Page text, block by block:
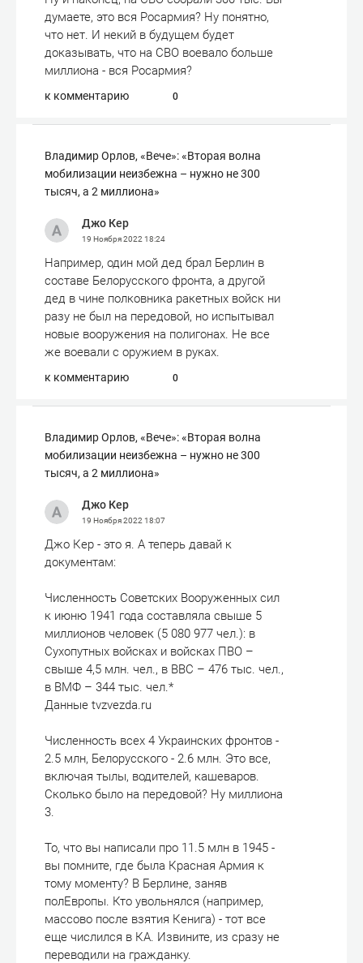
думаете, это вся Росармия? Ну понятно,
что нет. И некий в будущем будет
доказывать, что на СВО воевало больше
миллиона - вся Росармия?
к комментарию 0
Владимир Орлов, «Вече»: «Вторая волна
мобилизации неизбежна – нужно не 300
тысяч, а 2 миллиона»
Джо Кер
19 Ноября 2022 18:24
Например, один мой дед брал Берлин в
составе Белорусского фронта, а другой
дед в чине полковника ракетных войск ни
разу не был на передовой, но испытывал
новые вооружения на полигонах. Не все
же воевали с оружием в руках.
к комментарию 0
Владимир Орлов, «Вече»: «Вторая волна
мобилизации неизбежна – нужно не 300
тысяч, а 2 миллиона»
Джо Кер
19 Ноября 2022 18:07
Джо Кер - это я. А теперь давай к
документам:
Численность Советских Вооруженных сил
к июню 1941 года составляла свыше 5
миллионов человек (5 080 977 чел.): в
Сухопутных войсках и войсках ПВО –
свыше 4,5 млн. чел., в ВВС – 476 тыс. чел.,
в ВМФ – 344 тыс. чел.*
Данные tvzvezda.ru
Численность всех 4 Украинских фронтов -
2.5 млн, Белорусского - 2.6 млн. Это все,
включая тылы, водителей, кашеваров.
Сколько было на передовой? Ну миллиона
3.
То, что вы написали про 11.5 млн в 1945 -
вы помните, где была Красная Армия к
тому моменту? В Берлине, заняв
полЕвропы. Кто увольнялся (например,
массово после взятия Кенига) - тот все
еще числился в КА. Извините, из сразу не
переводили на гражданку.